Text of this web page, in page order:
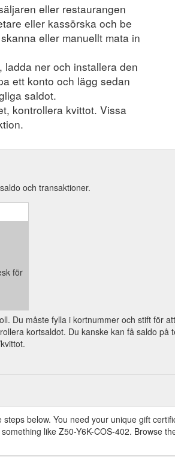
eller restaurangen
eller kassörska och be
eller manuellt mata in
ladda ner och installera den
ett konto och lägg sedan
saldot.
kontrollera kvittot. Vissa
och transaktioner.
för
Du måste fylla i kortnummer och stift för
kortsaldot. Du kanske kan få saldo på
below. You need your unique gift
like Z50-Y6K-COS-402. Browse